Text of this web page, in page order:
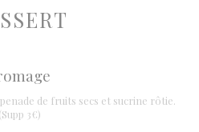
de fruits secs et sucrine rôtie.
(Supp 3€)